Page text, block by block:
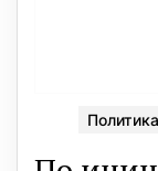
Политика